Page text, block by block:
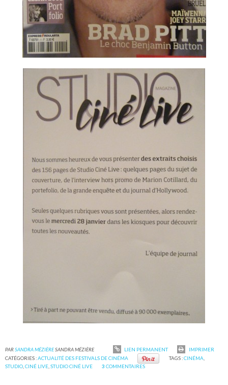
PARSANDRA MÉZIÈRESANDRA MÉZIÈRE LIEN PERMANENT
IMPRIMER
CATÉGORIES :ACTUALITÉ DES FESTIVALS DE CINÉMA TAGS :CINÉMA
STUDIO ,CINÉ LIVE ,STUDIO CINÉ LIVE 3 COMMENTAIRES